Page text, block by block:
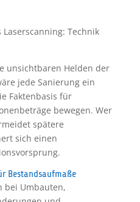
Technik
unsichtbaren Helden der
jede Sanierung ein
Faktenbasis für
bewegen. Wer
spätere
sich einen
Bestandsaufmaße
bei Umbauten,